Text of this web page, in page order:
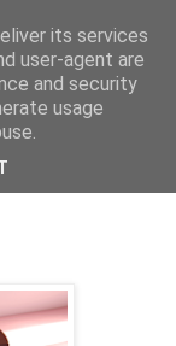
its services
user-agent are
and security
usage